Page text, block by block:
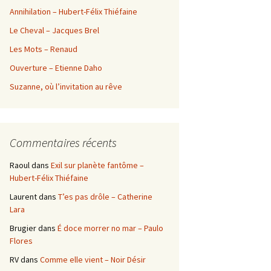
Annihilation – Hubert-Félix Thiéfaine
Le Cheval – Jacques Brel
Les Mots – Renaud
Ouverture – Etienne Daho
Suzanne, où l’invitation au rêve
Commentaires récents
Raouldans Exil sur planète fantôme –
Hubert-Félix Thiéfaine
Laurentdans T’es pas drôle – Catherine
Lara
Brugierdans É doce morrer no mar – Paulo
Flores
RVdans Comme elle vient – Noir Désir